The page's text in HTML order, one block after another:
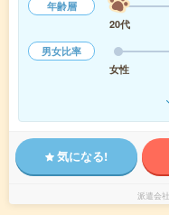
年齢層
20代
男女比率
女性
気になる!
派遣会社